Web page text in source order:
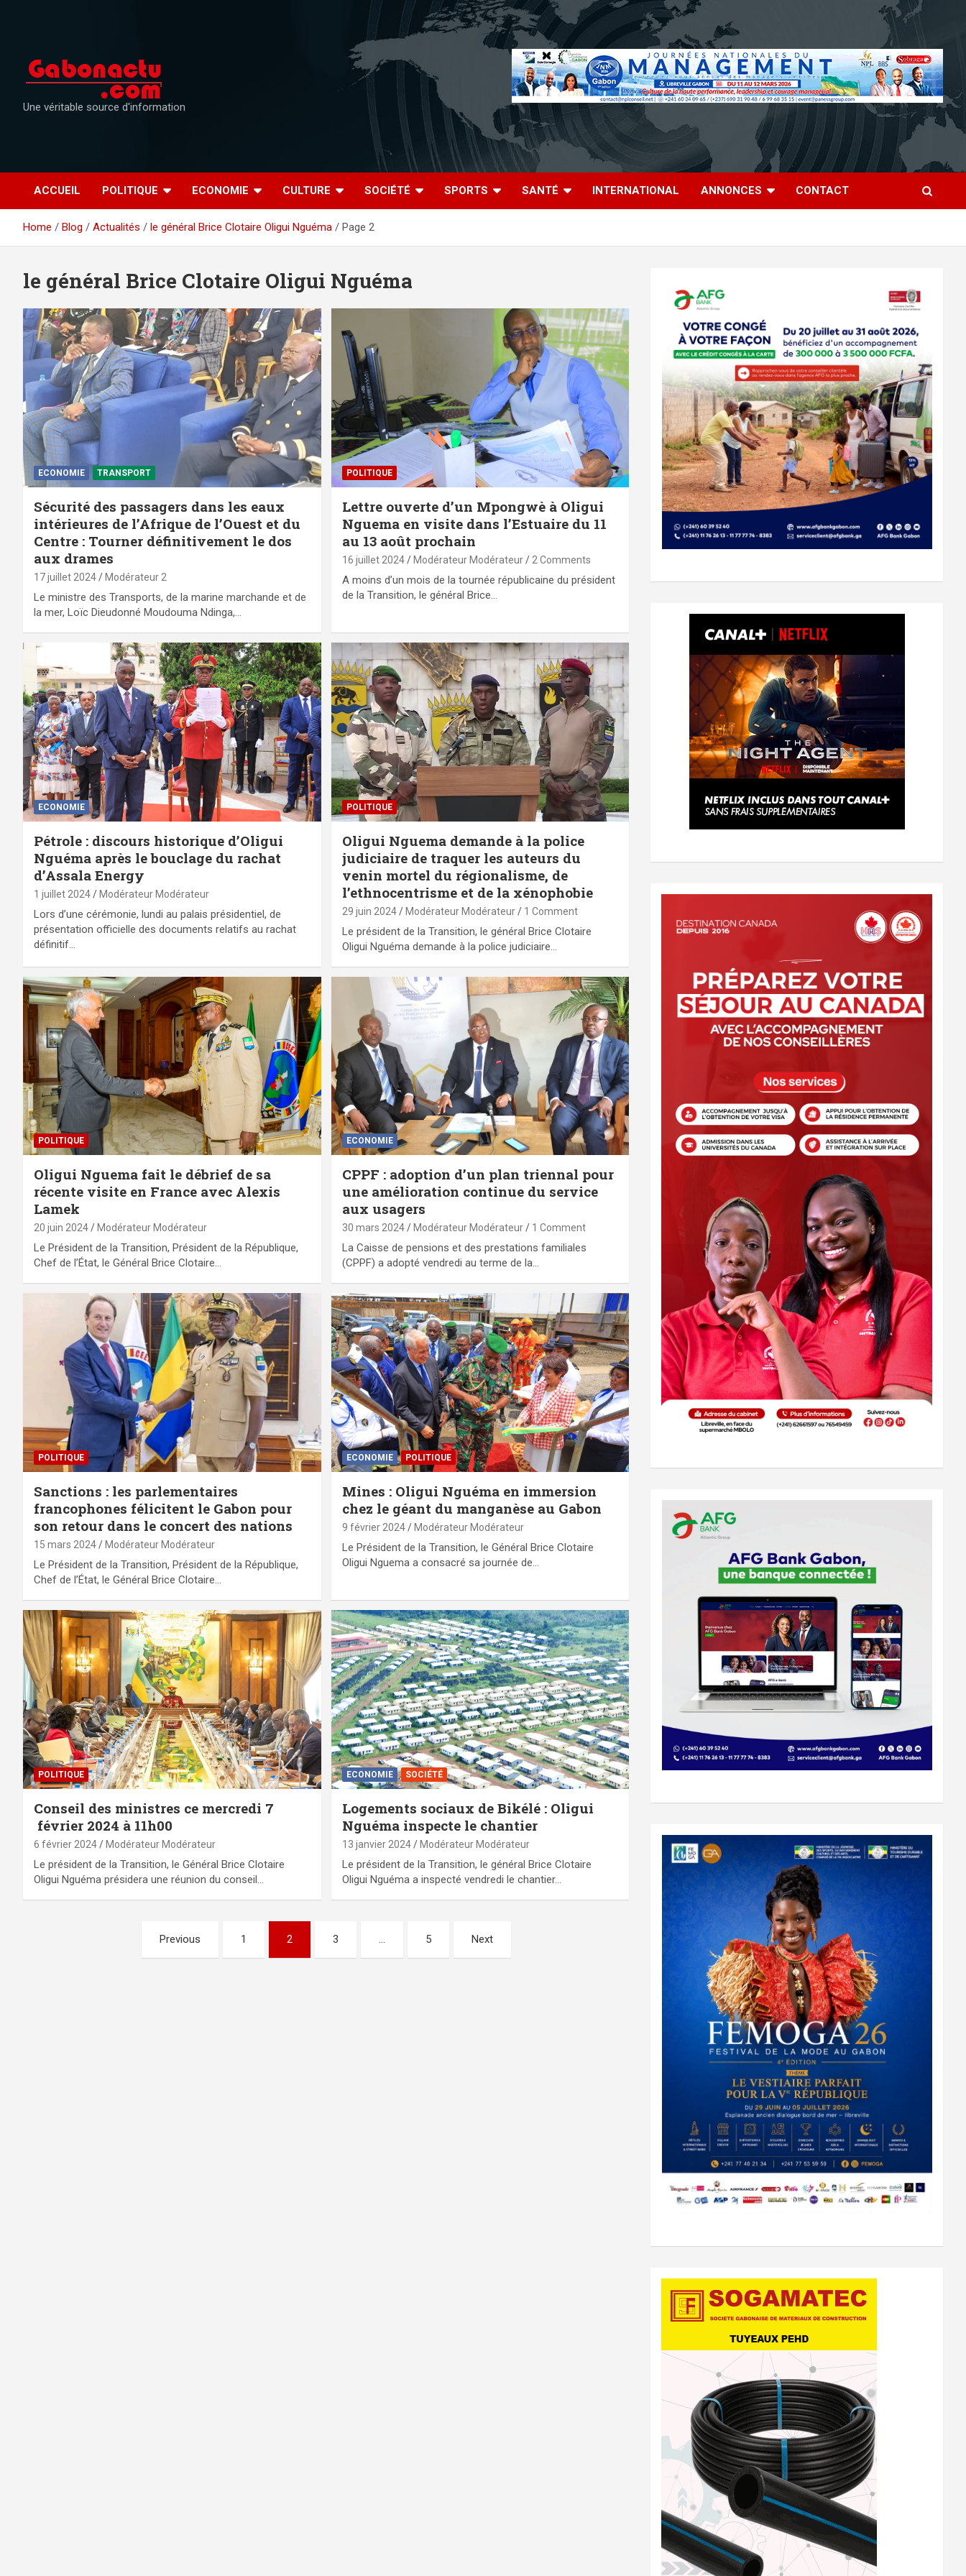
Une véritable source d'information
ACCUEIL POLITIQUE ECONOMIE CULTURE SOCIÉTÉ SPORTS SANTÉ INTERNATIONAL ANNONCES CONTACT
Home Blog Actualités le général Brice Clotaire Oligui Nguéma Page 2
le général Brice Clotaire Oligui Nguéma
ECONOMIE TRANSPORT
Sécurité des passagers dans les eaux
intérieures de l’Afrique de l’Ouest et du
Centre : Tourner définitivement le dos
aux drames
17 juillet 2024 Modérateur 2
Le ministre des Transports, de la marine marchande et de
la mer, Loïc Dieudonné Moudouma Ndinga,…
POLITIQUE
Lettre ouverte d’un Mpongwè à Oligui
Nguema en visite dans l’Estuaire du 11
au 13 août prochain
16 juillet 2024 Modérateur Modérateur 2 Comments
A moins d’un mois de la tournée républicaine du président
de la Transition, le général Brice…
ECONOMIE
Pétrole : discours historique d’Oligui
Nguéma après le bouclage du rachat
d’Assala Energy
1 juillet 2024 Modérateur Modérateur
Lors d’une cérémonie, lundi au palais présidentiel, de
présentation officielle des documents relatifs au rachat
définitif…
POLITIQUE
Oligui Nguema demande à la police
judiciaire de traquer les auteurs du
venin mortel du régionalisme, de
l’ethnocentrisme et de la xénophobie
29 juin 2024 Modérateur Modérateur 1 Comment
Le président de la Transition, le général Brice Clotaire
Oligui Nguéma demande à la police judiciaire…
POLITIQUE
Oligui Nguema fait le débrief de sa
récente visite en France avec Alexis
Lamek
20 juin 2024 Modérateur Modérateur
Le Président de la Transition, Président de la République,
Chef de l’État, le Général Brice Clotaire…
ECONOMIE
CPPF : adoption d’un plan triennal pour
une amélioration continue du service
aux usagers
30 mars 2024 Modérateur Modérateur 1 Comment
La Caisse de pensions et des prestations familiales
(CPPF) a adopté vendredi au terme de la…
POLITIQUE
Sanctions : les parlementaires
francophones félicitent le Gabon pour
son retour dans le concert des nations
15 mars 2024 Modérateur Modérateur
Le Président de la Transition, Président de la République,
Chef de l’État, le Général Brice Clotaire…
ECONOMIE POLITIQUE
Mines : Oligui Nguéma en immersion
chez le géant du manganèse au Gabon
9 février 2024 Modérateur Modérateur
Le Président de la Transition, le Général Brice Clotaire
Oligui Nguema a consacré sa journée de…
POLITIQUE
Conseil des ministres ce mercredi 7
février 2024 à 11h00
6 février 2024 Modérateur Modérateur
Le président de la Transition, le Général Brice Clotaire
Oligui Nguéma présidera une réunion du conseil…
ECONOMIE SOCIÉTÉ
Logements sociaux de Bikélé : Oligui
Nguéma inspecte le chantier
13 janvier 2024 Modérateur Modérateur
Le président de la Transition, le général Brice Clotaire
Oligui Nguéma a inspecté vendredi le chantier…
Previous 1 2 3 … 5 Next